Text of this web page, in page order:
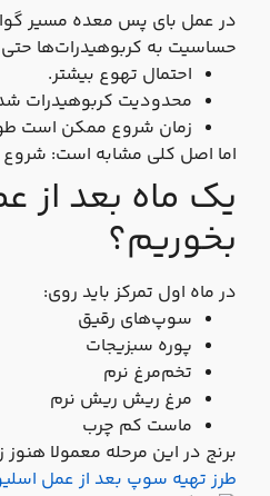
در عمل بای‌ پس معده مسیر
حساسیت به کربوهیدرات‌ها
احتمال تهوع بیشتر.
محدودیت کربوهیدرات
زمان شروع ممکن است
اما اصل کلی مشابه است:
یک ماه بعد از
بخوریم؟
در ماه اول تمرکز باید روی:
سوپ‌های رقیق
پوره سبزیجات
تخم‌مرغ نرم
مرغ ریش‌ ریش نرم
ماست کم‌ چرب
برنج در این مرحله معمولا هنوز
طرز تهیه سوپ بعد از عمل اسلیو